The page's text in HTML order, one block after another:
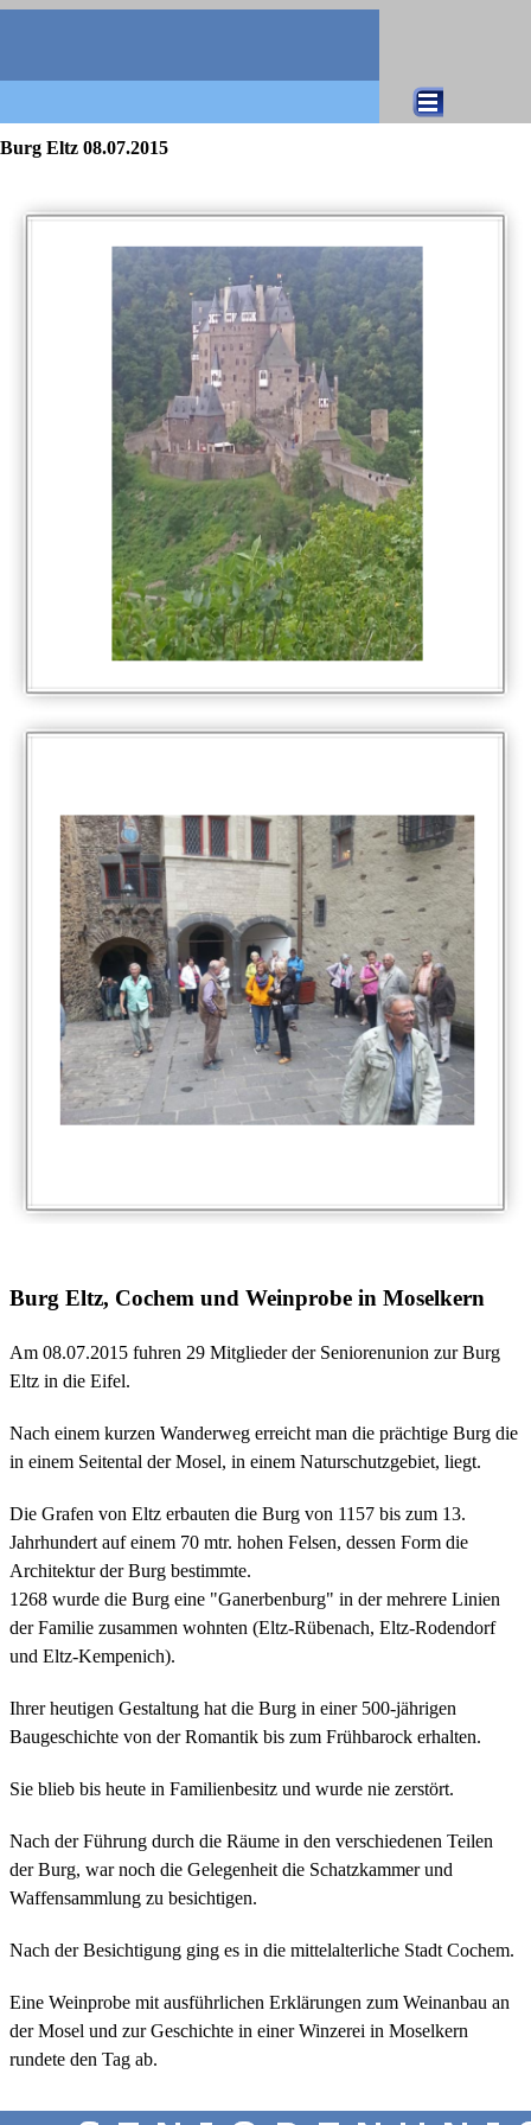
Direkt zum Seiteninhalt
Burg Eltz 08.07.2015
Burg Eltz, Cochem und Weinprobe in Moselkern
Am 08.07.2015 fuhren 29 Mitglieder der Seniorenunion zur Burg
Eltz in die Eifel.
Nach einem kurzen Wanderweg erreicht man die prächtige Burg die
in einem Seitental der Mosel, in einem Naturschutzgebiet, liegt.
Die Grafen von Eltz erbauten die Burg von 1157 bis zum 13.
Jahrhundert auf einem 70 mtr. hohen Felsen, dessen Form die
Architektur der Burg bestimmte.
1268 wurde die Burg eine "Ganerbenburg" in der mehrere Linien
der Familie zusammen wohnten (Eltz-Rübenach, Eltz-Rodendorf
und Eltz-Kempenich).
Ihrer heutigen Gestaltung hat die Burg in einer 500-jährigen
Baugeschichte von der Romantik bis zum Frühbarock erhalten.
Sie blieb bis heute in Familienbesitz und wurde nie zerstört.
Nach der Führung durch die Räume in den verschiedenen Teilen
der Burg, war noch die Gelegenheit die Schatzkammer und
Waffensammlung zu besichtigen.
Nach der Besichtigung ging es in die mittelalterliche Stadt Cochem.
Eine Weinprobe mit ausführlichen Erklärungen zum Weinanbau an
der Mosel und zur Geschichte in einer Winzerei in Moselkern
rundete den Tag ab.